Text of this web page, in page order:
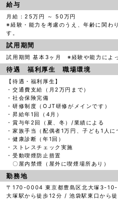
給与
月給：25万円 ～ 50万円
※経験・能力を考慮のうえ、年齢に関わ
す。
試用期間
試用期間 基本3ヶ月 ※経験や能力によ
待遇 福利厚生 職場環境
【待遇・福利厚生】
・交通費支給（月2万円まで）
・社会保険完備
・研修制度（OJT研修がメインです）
・昇給年1回（4月）
・賞与年2回（夏、冬）/業績による
・家族手当（配偶者1万円、子ども1人
・健康診断（年1回）
・ストレスチェック実施
・受動喫煙防止措置
〇屋内禁煙（屋外に喫煙場所あり）
勤務地
〒170-0004 東京都豊島区北大塚3-
大塚駅から徒歩12分 / 池袋駅東口から